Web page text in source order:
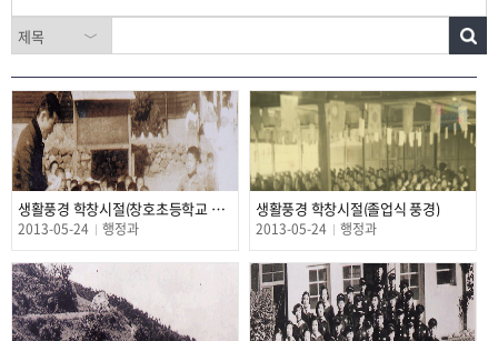
생활풍경 학창시절(창호초등학교 아이들과 선생님)
2013-05-24 행정과
생활풍경 학창시절(졸업식 풍경)
2013-05-24 행정과